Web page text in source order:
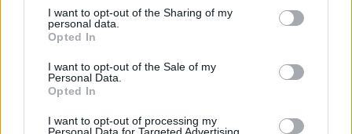
not limited to your visit or usage behaviour. You may click to
grant or deny consent to Google and its third-party tags to
use your data for below specified purposes in below Google
consent section.
I want to opt-out of the Sharing of my
personal data.
Opted In
I want to opt-out of the Sale of my
Personal Data.
Opted In
I want to opt-out of processing my